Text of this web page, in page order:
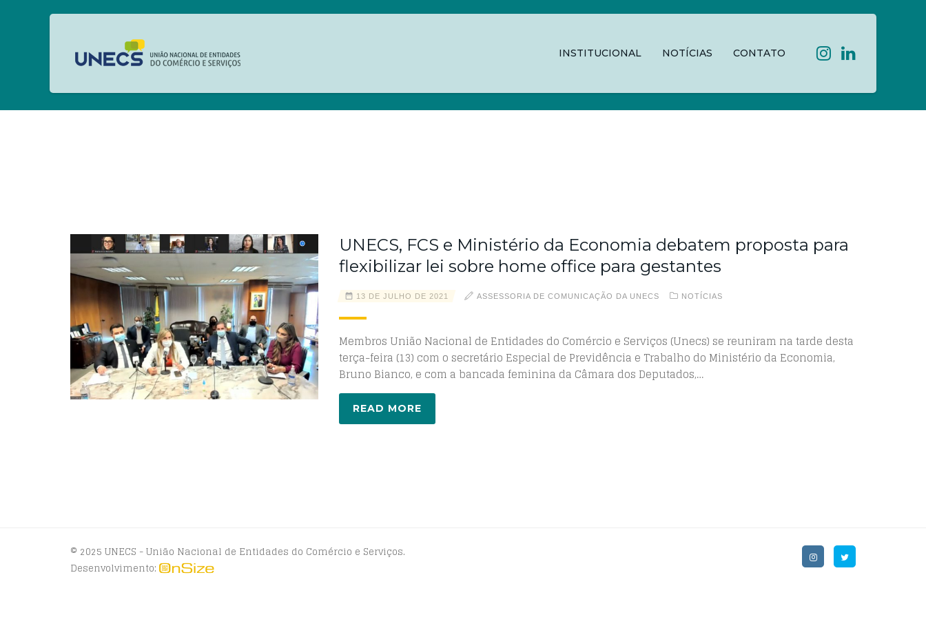
INSTITUCIONAL NOTÍCIAS CONTATO
UNECS, FCS e Ministério da Economia debatem proposta para
flexibilizar lei sobre home office para gestantes
13 DE JULHO DE 2021 ASSESSORIA DE COMUNICAÇÃO DA UNECS NOTÍCIAS
Membros União Nacional de Entidades do Comércio e Serviços (Unecs) se reuniram na tarde desta
terça-feira (13) com o secretário Especial de Previdência e Trabalho do Ministério da Economia,
Bruno Bianco, e com a bancada feminina da Câmara dos Deputados,…
READ MORE
© 2025 UNECS - União Nacional de Entidades do Comércio e Serviços.
Desenvolvimento: